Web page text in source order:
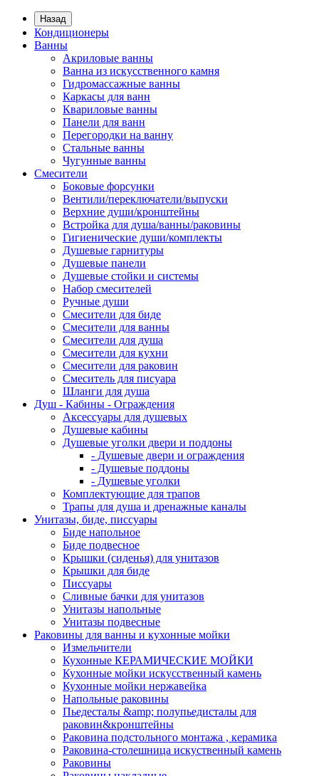
Назад
Кондиционеры
Ванны
Акриловые ванны
Ванна из искусственного камня
Гидромассажные ванны
Каркасы для ванн
Квариловые ванны
Панели для ванн
Перегородки на ванну
Стальные ванны
Чугунные ванны
Смесители
Боковые форсунки
Вентили/переключатели/выпуски
Верхние души/кронштейны
Встройка для душа/ванны/раковины
Гигиенические души/комплекты
Душевые гарнитуры
Душевые панели
Душевые стойки и системы
Набор смесителей
Ручные души
Смесители для биде
Смесители для ванны
Смесители для душа
Смесители для кухни
Смесители для раковин
Смеситель для писуара
Шланги для душа
Душ - Кабины - Ограждения
Аксессуары для душевых
Душевые кабины
Душевые уголки двери и поддоны
- Душевые двери и ограждения
- Душевые поддоны
- Душевые уголки
Комплектующие для трапов
Трапы для душа и дренажные каналы
Унитазы, биде, писсуары
Биде напольное
Биде подвесное
Крышки (сиденья) для унитазов
Крышки для биде
Писсуары
Сливные бачки для унитазов
Унитазы напольные
Унитазы подвесные
Раковины для ванны и кухонные мойки
Измельчители
Кухонные КЕРАМИЧЕСКИЕ МОЙКИ
Кухонные мойки искусственный камень
Кухонные мойки нержавейка
Напольные раковины
Пьедесталы &amp; полупьедисталы для
раковин&кронштейны
Раковина подстольного монтажа , керамика
Раковина-столешница искуственный камень
Раковины